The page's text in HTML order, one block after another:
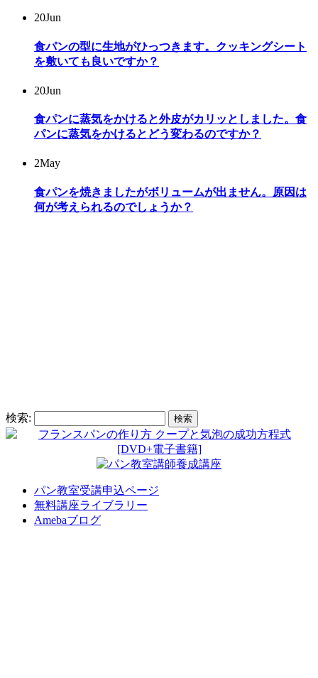
20Jun
食パンの型に生地がひっつきます。クッキングシート
を敷いても良いですか？
20Jun
食パンに蒸気をかけると外皮がカリッとしました。食
パンに蒸気をかけるとどう変わるのですか？
2May
食パンを焼きましたがボリュームが出ません。原因は
何が考えられるのでしょうか？
検索:
パン教室受講申込ページ
無料講座ライブラリー
Amebaブログ